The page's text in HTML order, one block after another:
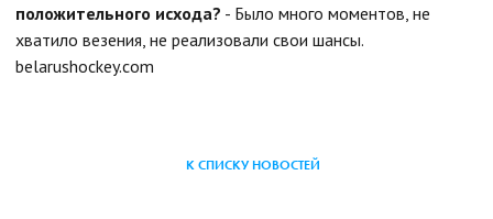
положительного исхода? - Было много моментов, не
хватило везения, не реализовали свои шансы.
belarushockey.com
К СПИСКУ НОВОСТЕЙ